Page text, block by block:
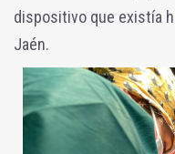
dispositivo que existía
Jaén.